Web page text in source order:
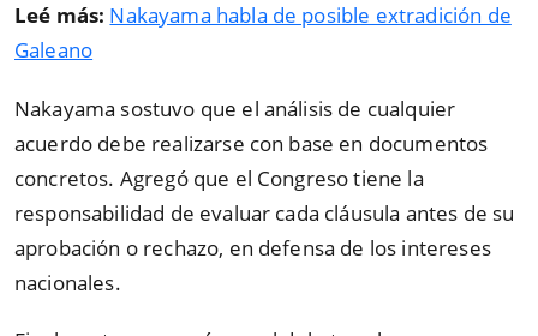
Leé más: Nakayama habla de posible extradición de
Galeano
Nakayama sostuvo que el análisis de cualquier
acuerdo debe realizarse con base en documentos
concretos. Agregó que el Congreso tiene la
responsabilidad de evaluar cada cláusula antes de su
aprobación o rechazo, en defensa de los intereses
nacionales.